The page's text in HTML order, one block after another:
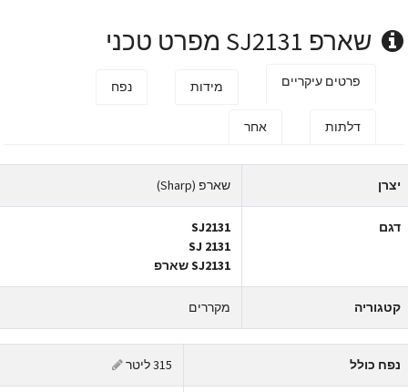
שארפ SJ2131 מפרט טכני
פרטים עיקריים מידות נפח
דלתות אחר
שארפ (Sharp)
SJ2131
SJ 2131
SJ2131 שארפ
מקררים
כולל 315 ליטר